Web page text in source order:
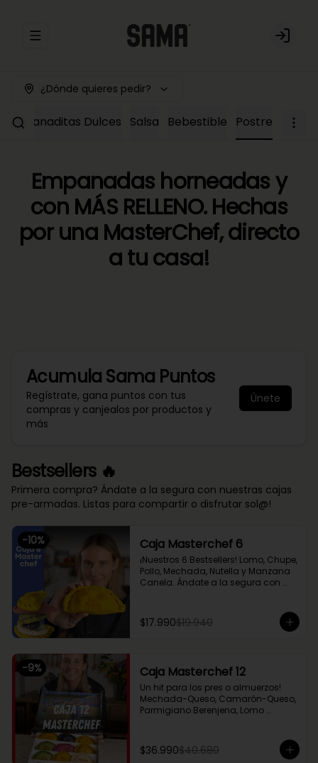
Abrir menu de navegación Login
¿Dónde quieres pedir?
Empanaditas Dulces Salsa Bebestible Postre
Empanadas horneadas y
con MÁS RELLENO. Hechas
por una MasterChef, directo
a tu casa!
Acumula Sama Puntos
Regístrate, gana puntos con tus
compras y canjealos por productos y
más
Únete
Bestsellers 🔥
Primera compra? Ándate a la segura con nuestras cajas
pre-armadas. Listas para compartir o disfrutar sol@!
-10% Caja Masterchef 6
¡Nuestros 6 Bestsellers! Lomo, Chupe,
Pollo, Mechada, Nutella y Manzana
Canela. Ándate a la segura con
Cami y del público 🔥
Lomo Saltado, Mechada Queso,
Canela. Perfecto para compartir
entre 2 o 3!
$17.990$19.940
-9% Caja Masterchef 12
Un hit para los pres o almuerzos!
Mechada-Queso, Camarón-Queso,
Parmigiano Berenjena, Lomo
Sama, Fugazzeta (Queso con
cebolla), Pastel de Choclo (con
$36.990$40.680